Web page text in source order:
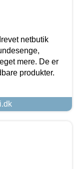
netbutik
mere. De er
produkter.